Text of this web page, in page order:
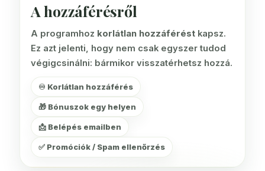
A hozzáférésről
A programhoz korlátlan hozzáféréstkapsz.
Ez azt jelenti, hogy nem csak egyszer tudod
végigcsinálni: bármikor visszatérhetsz hozzá.
♾️ Korlátlan hozzáférés
🎁 Bónuszok egy helyen
📩 Belépés emailben
✅ Promóciók / Spam ellenőrzés